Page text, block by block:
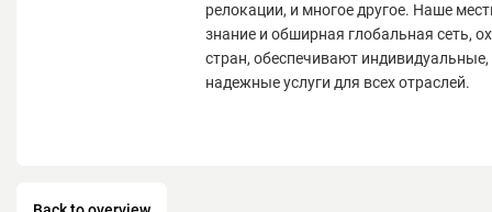
релокации, и многое другое. Наше
знание и обширная глобальная сеть,
стран, обеспечивают
надежные услуги для всех отраслей.